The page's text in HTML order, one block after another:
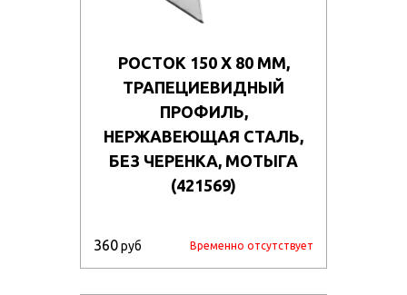
РОСТОК 150 Х 80 ММ,
ТРАПЕЦИЕВИДНЫЙ
ПРОФИЛЬ,
НЕРЖАВЕЮЩАЯ СТАЛЬ,
БЕЗ ЧЕРЕНКА, МОТЫГА
(421569)
360руб Временно отсутствует